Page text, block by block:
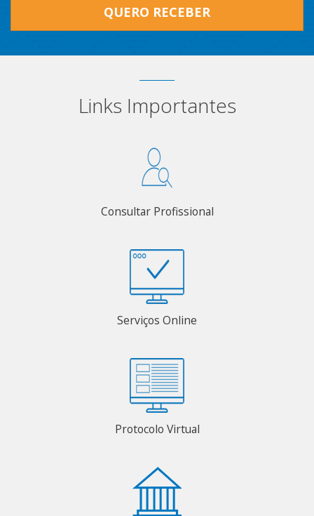
QUERO RECEBER
Links Importantes
Consultar Profissional
Serviços Online
Protocolo Virtual